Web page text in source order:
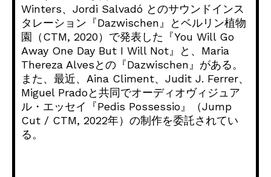
Winters、Jordi Salvadó とのサウンドインス
タレーション『Dazwischen』
とベルリン植物
園（CTM, 2020）で発表した『You Will Go
Away One Day But I Will Not』と、Maria
Thereza Alvesとの『Dazwischen』がある。
また、最近、 Aina Climent、Judit J. Ferrer、
Miguel Pradoと共同でオーディオヴィジュア
ル・エッセイ『Pedis Possessio』（Jump
Cut / CTM, 2022年）の制作を委託されてい
る。